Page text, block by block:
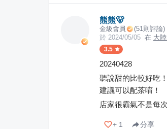
熊熊🐻
金級會員 (51 則評論)
於 2024/05/05 在 大
3.5
20240428
聽說甜的比較好吃
建議可以配茶唷！
店家很霸氣不是每
+ 1 分享